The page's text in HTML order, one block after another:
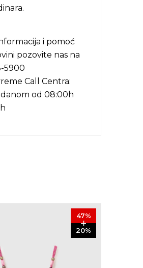
i pomoć
pozovite nas na
5900
Call Centra:
od 08:00h
47%
20%